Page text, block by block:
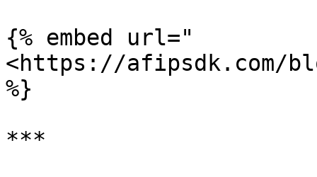
{% embed url="
<https://afipsdk.com/
%}
***